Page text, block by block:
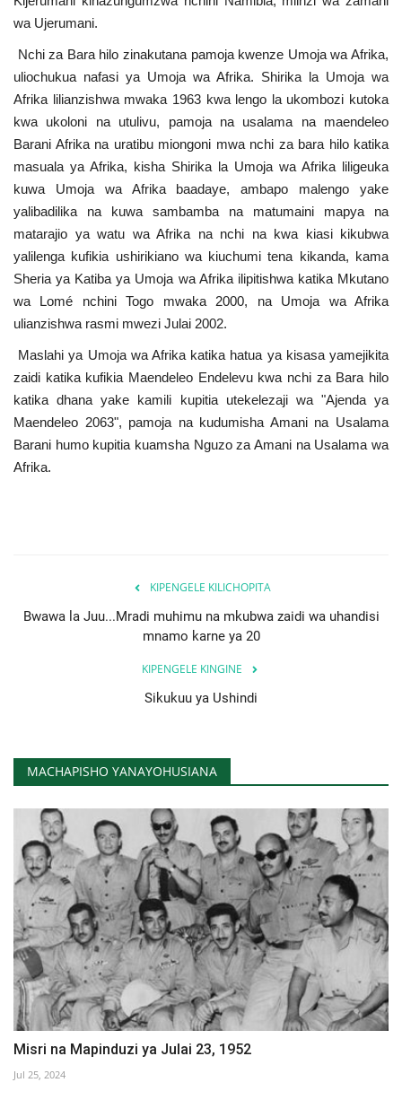
wa Ujerumani.
Nchi za Bara hilo zinakutana pamoja kwenze Umoja wa Afrika,
uliochukua nafasi ya Umoja wa Afrika. Shirika la Umoja wa
Afrika lilianzishwa mwaka 1963 kwa lengo la ukombozi kutoka
kwa ukoloni na utulivu, pamoja na usalama na maendeleo
Barani Afrika na uratibu miongoni mwa nchi za bara hilo katika
masuala ya Afrika, kisha Shirika la Umoja wa Afrika liligeuka
kuwa Umoja wa Afrika baadaye, ambapo malengo yake
yalibadilika na kuwa sambamba na matumaini mapya na
matarajio ya watu wa Afrika na nchi na kwa kiasi kikubwa
yalilenga kufikia ushirikiano wa kiuchumi tena kikanda, kama
Sheria ya Katiba ya Umoja wa Afrika ilipitishwa katika Mkutano
wa Lomé nchini Togo mwaka 2000, na Umoja wa Afrika
ulianzishwa rasmi mwezi Julai 2002.
Maslahi ya Umoja wa Afrika katika hatua ya kisasa yamejikita
zaidi katika kufikia Maendeleo Endelevu kwa nchi za Bara hilo
katika dhana yake kamili kupitia utekelezaji wa "Ajenda ya
Maendeleo 2063", pamoja na kudumisha Amani na Usalama
Barani humo kupitia kuamsha Nguzo za Amani na Usalama wa
Afrika.
KIPENGELE KILICHOPITA
Bwawa la Juu...Mradi muhimu na mkubwa zaidi wa uhandisi
mnamo karne ya 20
KIPENGELE KINGINE
Sikukuu ya Ushindi
MACHAPISHO YANAYOHUSIANA
Misri na Mapinduzi ya Julai 23, 1952
Jul 25, 2024